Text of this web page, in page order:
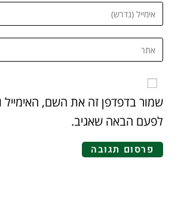
שמור בדפדפן זה את השם, האימייל
לפעם הבאה שאגיב.